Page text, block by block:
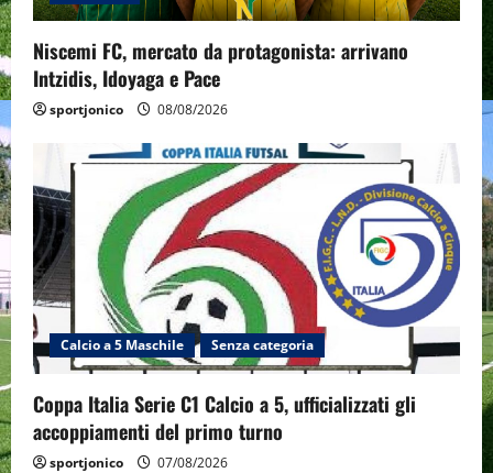
Niscemi FC, mercato da protagonista: arrivano
Intzidis, Idoyaga e Pace
sportjonico 08/08/2026
Calcio a 5 Maschile Senza categoria
Coppa Italia Serie C1 Calcio a 5, ufficializzati gli
accoppiamenti del primo turno
sportjonico 07/08/2026